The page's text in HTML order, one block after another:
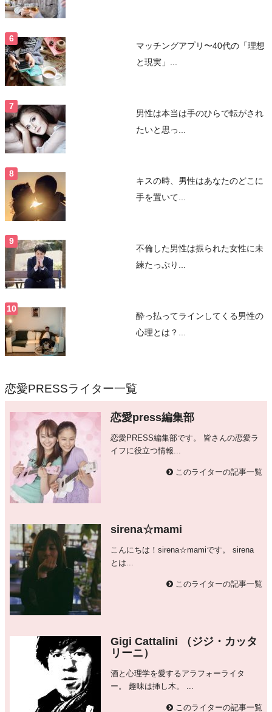
マッチングアプリ〜40代の「理想
と現実」...
男性は本当は手のひらで転がされ
たいと思っ...
キスの時、男性はあなたのどこに
手を置いて...
不倫した男性は振られた女性に未
練たっぷり...
酔っ払ってラインしてくる男性の
心理とは？...
恋愛PRESSライター一覧
恋愛press編集部
恋愛PRESS編集部です。 皆さんの恋愛ラ
イフに役立つ情報...
このライターの記事一覧
sirena☆mami
こんにちは！sirena☆mamiです。 sirena
とは...
このライターの記事一覧
Gigi Cattalini （ジジ・カッタ
リーニ）
酒と心理学を愛するアラフォーライタ
ー。 趣味は挿し木。 ...
このライターの記事一覧